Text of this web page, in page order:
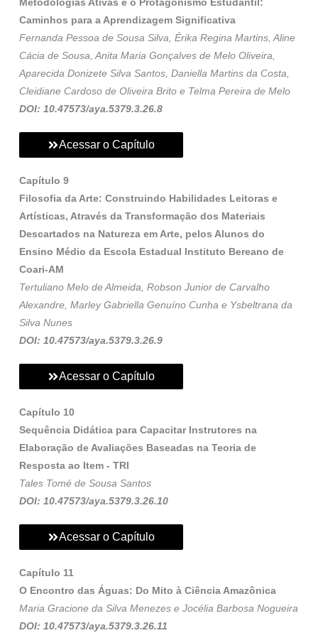
Metodologias Ativas e o Protagonismo Estudantil:
Caminhos para a Aprendizagem Significativa
Fernanda Pessoa de Sousa Silva, Érika Regina Martins, Aline
Cácia de Sousa, Anita Maria Gonçalves de Melo Oliveira,
Aparecida Donizete Silva Santos, Daniella Martins da Costa,
Cleidiane Cardoso de Oliveira Brito e Telma Pereira de Melo
DOI: 10.47573/aya.5379.3.26.8
Acessar o Capítulo
Capítulo 9
Filosofia da Arte: Construindo Habilidades Leitoras e
Artísticas, Através da Transformação dos Materiais
Descartados na Natureza em Arte, pelos Alunos do
Ensino Médio da Escola Estadual Instituto Bereano de
Coari-AM
Tertuliano Melo de Almeida, Robson Junior de Carvalho
Alexandre, Marley Gabriella Genuíno Cunha e Ysbeltrana da
Silva Nunes
DOI: 10.47573/aya.5379.3.26.9
Acessar o Capítulo
Capítulo 10
Sequência Didática para Capacitar Instrutores na
Elaboração de Avaliações Baseadas na Teoria de
Resposta ao Item - TRI
Tales Tomé de Sousa Santos
DOI: 10.47573/aya.5379.3.26.10
Acessar o Capítulo
Capítulo 11
O Encontro das Águas: Do Mito à Ciência Amazônica
Maria Gracione da Silva Menezes e Jocélia Barbosa Nogueira
DOI: 10.47573/aya.5379.3.26.11